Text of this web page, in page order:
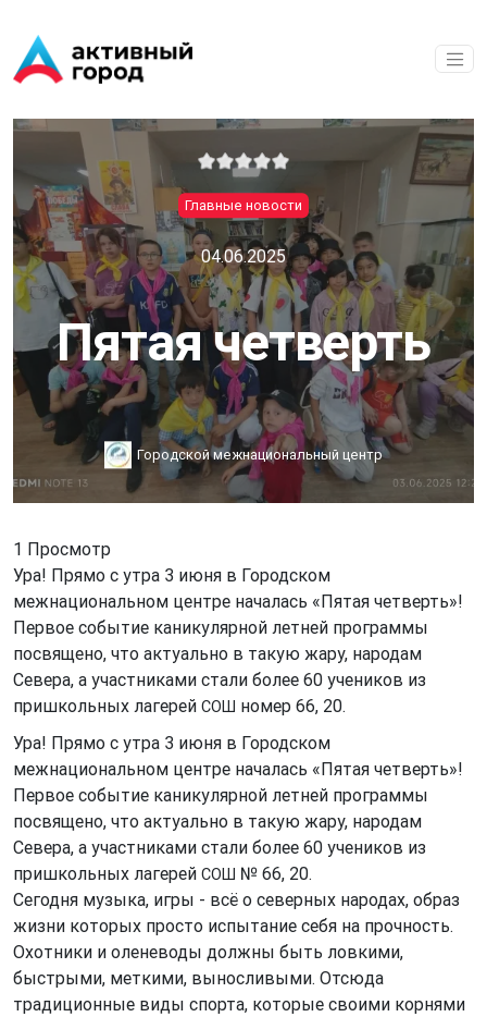
Главные новости
04.06.2025
Пятая четверть
Городской межнациональный центр
1 Просмотр
Ура! Прямо с утра 3 июня в Городском
межнациональном центре началась «Пятая четверть»!
Первое событие каникулярной летней программы
посвящено, что актуально в такую жару, народам
Севера, а участниками стали более 60 учеников из
пришкольных лагерей СОШ номер 66, 20.
Ура! Прямо с утра 3 июня в Городском
межнациональном центре началась «Пятая четверть»!
Первое событие каникулярной летней программы
посвящено, что актуально в такую жару, народам
Севера, а участниками стали более 60 учеников из
пришкольных лагерей СОШ № 66, 20.
Сегодня музыка, игры - всё о северных народах, образ
жизни которых просто испытание себя на прочность.
Охотники и оленеводы должны быть ловкими,
быстрыми, меткими, выносливыми. Отсюда
традиционные виды спорта, которые своими корнями